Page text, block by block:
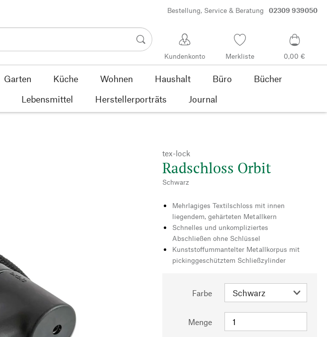
Bestellung, Service & Beratung 02309 939050
Kundenkonto Merkliste 0,00 €
Garten Küche Wohnen Haushalt Büro
Bücher
Lebensmittel Herstellerporträts Journal
tex-lock
Radschloss Orbit
Schwarz
Mehrlagiges Textilschloss mit innen
liegendem, gehärteten Metallkern
Schnelles und unkompliziertes
Abschließen ohne Schlüssel
Kunststoffummantelter Metallkorpus mit
pickinggeschütztem Schließzylinder
Farbe
Menge